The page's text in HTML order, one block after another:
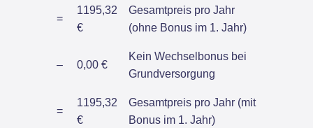
=
1195,32
€
Gesamtpreis pro Jahr
(ohne Bonus im 1. Jahr)
– 0,00 €
Kein Wechselbonus bei
Grundversorgung
=
1195,32
€
Gesamtpreis pro Jahr (mit
Bonus im 1. Jahr)